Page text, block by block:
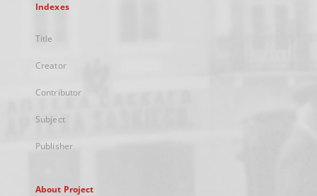
Indexes
Title
Creator
Contributor
Subject
Publisher
About Project